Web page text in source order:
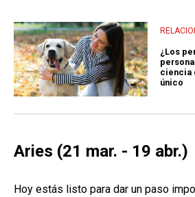
¿Los
ciencia
único
Aries (21 mar. - 19 abr.)
Hoy estás listo para dar un paso